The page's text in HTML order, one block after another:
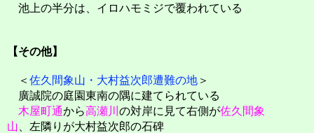
池上の半分は、イロハモミジで覆われている
【その他】
＜ 佐久間象山・大村益次郎遭難の地 ＞
廣誠院の庭園東南の隅に建てられている
木屋町通から高瀬川 の対岸に見て右側が佐久間象
山 、左隣りが大村益次郎の石碑